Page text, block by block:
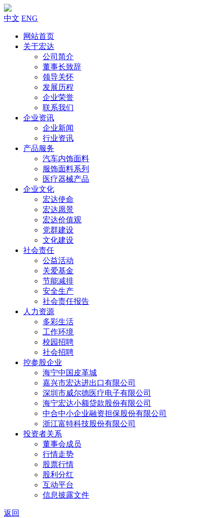
中文 ENG
网站首页
关于宏达
公司简介
董事长致辞
领导关怀
发展历程
企业荣誉
联系我们
企业资讯
企业新闻
行业资讯
产品服务
汽车内饰面料
服饰面料系列
医疗器械产品
企业文化
宏达使命
宏达愿景
宏达价值观
党群建设
文化建设
社会责任
公益活动
关爱基金
节能减排
安全生产
社会责任报告
人力资源
多彩生活
工作环境
校园招聘
社会招聘
控参股企业
海宁中国皮革城
嘉兴市宏达进出口有限公司
深圳市威尔德医疗电子有限公司
海宁宏达小额贷款股份有限公司
中合中小企业融资担保股份有限公司
浙江富特科技股份有限公司
投资者关系
董事会成员
行情走势
股票行情
股利分红
互动平台
信息披露文件
返回